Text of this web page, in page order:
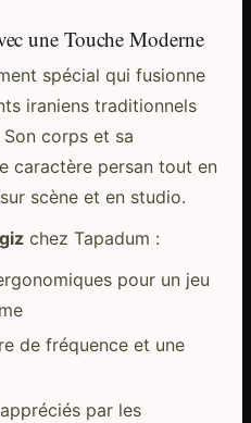
une Touche Moderne
spécial qui fusionne
iraniens traditionnels
corps et sa
caractère persan tout en
scène et en studio.
chez Tapadum :
pour un jeu
de fréquence et une
par les